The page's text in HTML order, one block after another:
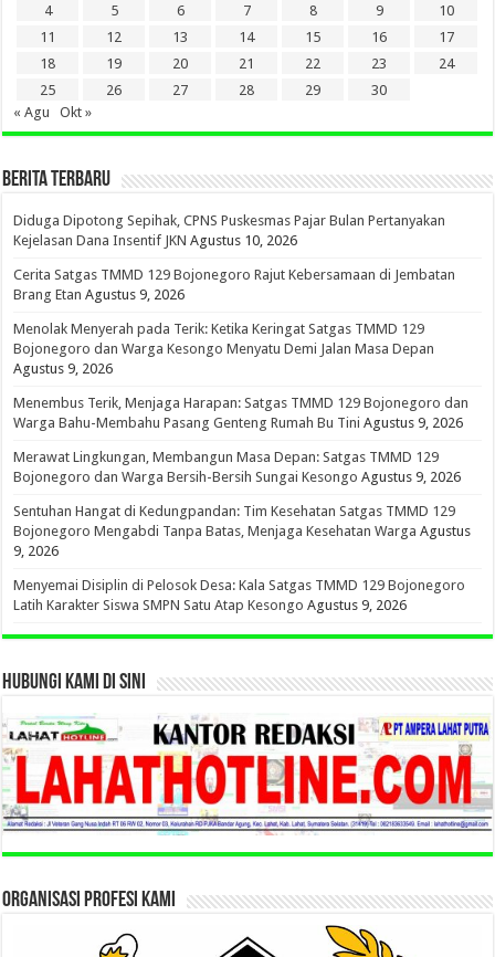
4
5 6 7 8 9
10
11
12 13 14 15 16
17
18
19 20 21 22 23
24
25
26 27 28 29
30
« Agu
Okt »
BERITA TERBARU
Diduga Dipotong Sepihak, CPNS Puskesmas Pajar Bulan Pertanyakan
Kejelasan Dana Insentif JKN Agustus 10, 2026
Cerita Satgas TMMD 129 Bojonegoro Rajut Kebersamaan di Jembatan
Brang Etan Agustus 9, 2026
Menolak Menyerah pada Terik: Ketika Keringat Satgas TMMD 129
Bojonegoro dan Warga Kesongo Menyatu Demi Jalan Masa Depan
Agustus 9, 2026
Menembus Terik, Menjaga Harapan: Satgas TMMD 129 Bojonegoro dan
Warga Bahu-Membahu Pasang Genteng Rumah Bu Tini Agustus 9, 2026
Merawat Lingkungan, Membangun Masa Depan: Satgas TMMD 129
Bojonegoro dan Warga Bersih-Bersih Sungai Kesongo Agustus 9, 2026
Sentuhan Hangat di Kedungpandan: Tim Kesehatan Satgas TMMD 129
Bojonegoro Mengabdi Tanpa Batas, Menjaga Kesehatan Warga Agustus
9, 2026
Menyemai Disiplin di Pelosok Desa: Kala Satgas TMMD 129 Bojonegoro
Latih Karakter Siswa SMPN Satu Atap Kesongo Agustus 9, 2026
HUBUNGI KAMI DI SINI
ORGANISASI PROFESI KAMI